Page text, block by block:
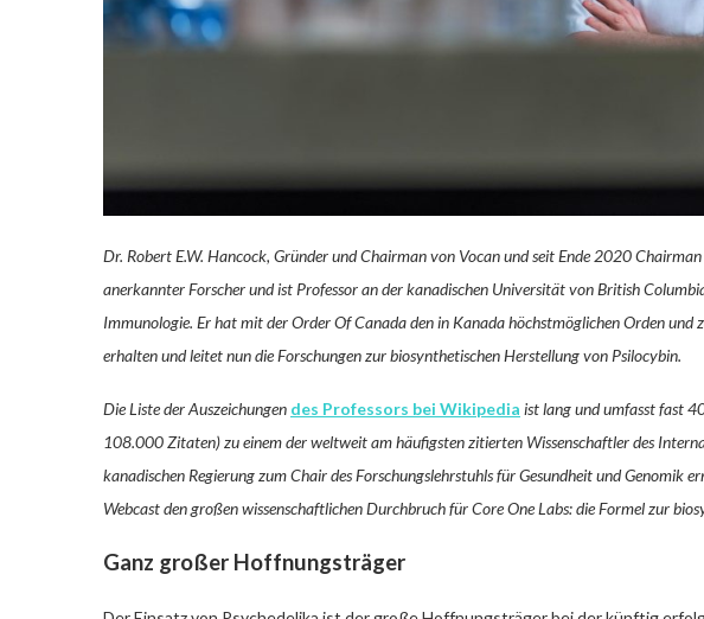
Dr. Robert E.W. Hancock, Gründer und Chairman von Vocan und seit Ende 2020
anerkannter Forscher und ist Professor an der kanadischen Universität von British
Immunologie. Er hat mit der Order Of Canada den in Kanada höchstmöglichen Orden und
erhalten und leitet nun die Forschungen zur biosynthetischen Herstellung von Psilocybin.
Die Liste der Auszeichungen des Professors bei Wikipedia ist lang und umfasst fast
108.000 Zitaten) zu einem der weltweit am häufigsten zitierten Wissenschaftler des
kanadischen Regierung zum Chair des Forschungslehrstuhls für Gesundheit und Genomik
Webcast den großen wissenschaftlichen Durchbruch für Core One Labs: die Formel zur
Ganz großer Hoffnungsträger